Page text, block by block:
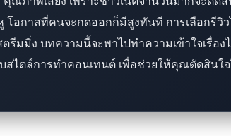
โอกาสที่คนจะกดออกก็มีสูงทันที การเลือกรีวิ
มมิ่ง บทความนี้จะพาไปทำความเข้าใจเรื่อง
สไตล์การทำคอนเทนต์ เพื่อช่วยให้คุณตัดสินใ